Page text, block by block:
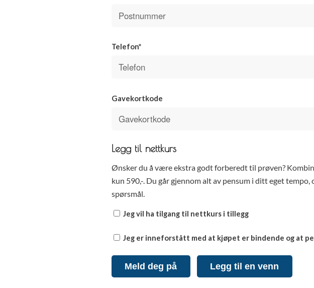
Telefon*
Gavekortkode
Legg til nettkurs
Ønsker du å være ekstra godt forberedt til prøven?
kun 590,-. Du går gjennom alt av pensum i ditt eget
spørsmål.
Jeg vil ha tilgang til nettkurs i tillegg
Jeg er inneforstått med at kjøpet er bindende og at
Meld deg på Legg til en venn